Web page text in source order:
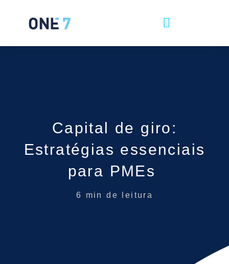
Capital de giro:
Estratégias essenciais
para PMEs
6 min de leitura